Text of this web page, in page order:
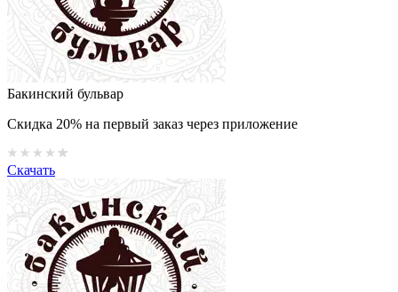
Бакинский бульвар
Скидка 20% на первый заказ через приложение
Скачать